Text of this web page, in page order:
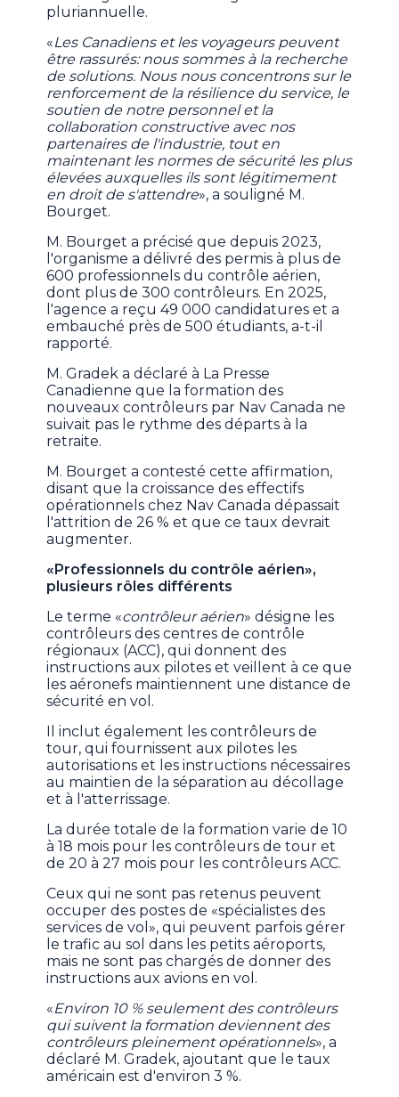
pluriannuelle.
«Les Canadiens et les voyageurs peuvent
être rassurés: nous sommes à la recherche
de solutions. Nous nous concentrons sur le
renforcement de la résilience du service, le
soutien de notre personnel et la
collaboration constructive avec nos
partenaires de l'industrie, tout en
maintenant les normes de sécurité les plus
élevées auxquelles ils sont légitimement
en droit de s'attendre», a souligné M.
Bourget.
M. Bourget a précisé que depuis 2023,
l'organisme a délivré des permis à plus de
600 professionnels du contrôle aérien,
dont plus de 300 contrôleurs. En 2025,
l'agence a reçu 49 000 candidatures et a
embauché près de 500 étudiants, a-t-il
rapporté.
M. Gradek a déclaré à La Presse
Canadienne que la formation des
nouveaux contrôleurs par Nav Canada ne
suivait pas le rythme des départs à la
retraite.
M. Bourget a contesté cette affirmation,
disant que la croissance des effectifs
opérationnels chez Nav Canada dépassait
l'attrition de 26 % et que ce taux devrait
augmenter.
«Professionnels du contrôle aérien»,
plusieurs rôles différents
Le terme «contrôleur aérien» désigne les
contrôleurs des centres de contrôle
régionaux (ACC), qui donnent des
instructions aux pilotes et veillent à ce que
les aéronefs maintiennent une distance de
sécurité en vol.
Il inclut également les contrôleurs de
tour, qui fournissent aux pilotes les
autorisations et les instructions nécessaires
au maintien de la séparation au décollage
et à l'atterrissage.
La durée totale de la formation varie de 10
à 18 mois pour les contrôleurs de tour et
de 20 à 27 mois pour les contrôleurs ACC.
Ceux qui ne sont pas retenus peuvent
occuper des postes de «spécialistes des
services de vol», qui peuvent parfois gérer
le trafic au sol dans les petits aéroports,
mais ne sont pas chargés de donner des
instructions aux avions en vol.
«Environ 10 % seulement des contrôleurs
qui suivent la formation deviennent des
contrôleurs pleinement opérationnels», a
déclaré M. Gradek, ajoutant que le taux
américain est d'environ 3 %.